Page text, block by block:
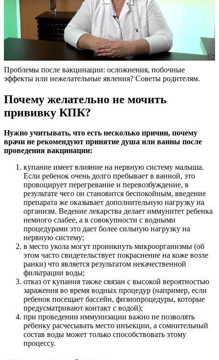
Проблемы после вакцинации: осложнения, побочные
эффекты или нежелательные явления? Советы родителям.
Почему желательно не мочить
прививку КПК?
Нужно учитывать, что есть несколько причин, почему
врачи не рекомендуют принятие душа или ванны после
проведения вакцинации:
купание имеет влияние на нервную систему малыша.
Если ребенок очень долго пребывает в ванной, это
провоцирует перегревание и перевозбуждение, в
результате чего он становится беспокойным, введение
препарата же оказывает дополнительную нагрузку на
организм. Ведение лекарства делает иммунитет ребенка
немного слабее, а в совокупности с водными
процедурами это дает более сильную нагрузку на
нервную систему;
в место укола могут проникнуть микроорганизмы (об
этом часто свидетельствует покраснение на коже возле
ранки) что является результатом некачественной
фильтрации воды;
отказ от купания также связан с высокой вероятностью
заражения во время водных процедур (например, если
ребенок посещает бассейн, физиопроцедуры, которые
предусматривают контакт с водой);
при проведении иммунизации важно не позволять
ребенку расчесывать место инъекции, а сомнительный
состав воды может только способствовать этому
процессу.